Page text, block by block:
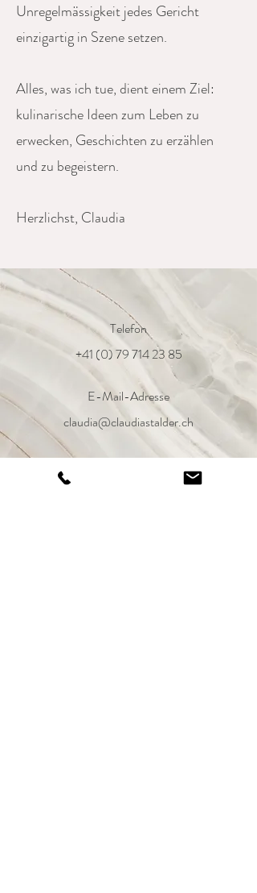
Unregelmässigkeit jedes Gericht
einzigartig in Szene setzen.
Alles, was ich tue, dient einem Ziel:
kulinarische Ideen zum Leben zu
erwecken, Geschichten zu erzählen
und zu begeistern.
Herzlichst, Claudia
Telefon
+41 (0) 79 714 23 85
E-Mail-Adresse
claudia@claudiastalder.ch
Social Media